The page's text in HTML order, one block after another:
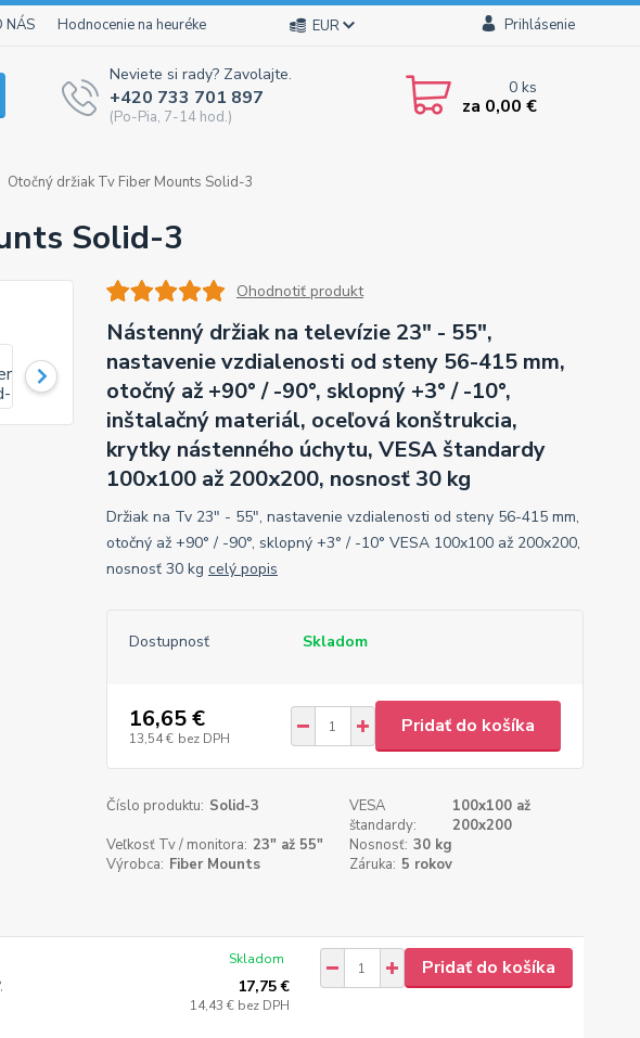
NÁS Hodnocenie na heuréke EUR Prihlásenie
Neviete si rady? Zavolajte.
+420 733 701 897
(Po-Pia, 7-14 hod.)
0ks
za 0,00 €
Otočný držiak Tv Fiber Mounts Solid-3
Solid-3
Ohodnotiť produkt
Nástenný držiak na televízie 23" - 55",
nastavenie vzdialenosti od steny 56-415 mm,
otočný až +90° / -90°, sklopný +3° / -10°,
inštalačný materiál, oceľová konštrukcia,
krytky nástenného úchytu, VESA štandardy
100x100 až 200x200, nosnosť 30 kg
Držiak na Tv 23" - 55", nastavenie vzdialenosti od steny 56-415 mm,
otočný až +90° / -90°, sklopný +3° / -10° VESA 100x100 až 200x200,
nosnosť 30 kg celý popis
Dostupnosť Skladom
16,65 €
13,54 € bez DPH
Pridať do košíka
Číslo produktu: Solid-3
VESA
štandardy:
100x100 až
200x200
Veľkosť Tv / monitora: 23" až 55" Nosnosť: 30 kg
Výrobca: Fiber Mounts Záruka: 5 rokov
17,75 €
14,43 € bez DPH
Skladom Pridať do košíka